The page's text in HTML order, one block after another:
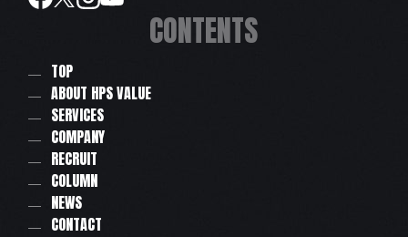
CONTENTS
TOP
ABOUT HPS VALUE
SERVICES
COMPANY
RECRUIT
COLUMN
NEWS
CONTACT